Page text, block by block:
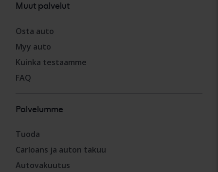
Muut palvelut
Osta auto
Myy auto
Kuinka testaamme
FAQ
Palvelumme
Tuoda
Carloans ja auton takuu
Autovakuutus